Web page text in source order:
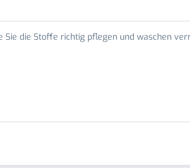
die Stoffe richtig pflegen und waschen